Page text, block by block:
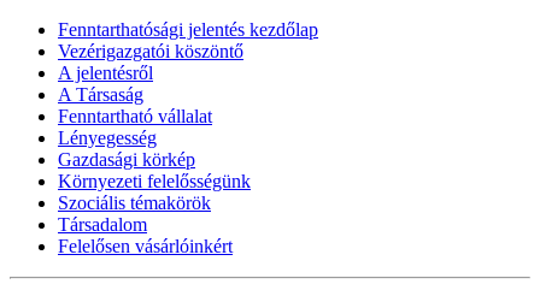
Fenntarthatósági jelentés kezdőlap
Vezérigazgatói köszöntő
A jelentésről
A Társaság
Fenntartható vállalat
Lényegesség
Gazdasági körkép
Környezeti felelősségünk
Szociális témakörök
Társadalom
Felelősen vásárlóinkért